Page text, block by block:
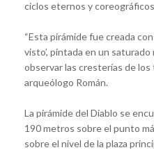
ciclos eternos y
“Esta pirámide fue creada
visto’, pintada en un
observar las cresterías de los
arqueólogo Román.
La pirámide del Diablo se
190 metros sobre el punto
sobre el nivel de la plaza